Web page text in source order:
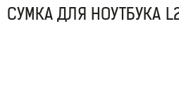
CУМКА ДЛЯ НОУТБУКА